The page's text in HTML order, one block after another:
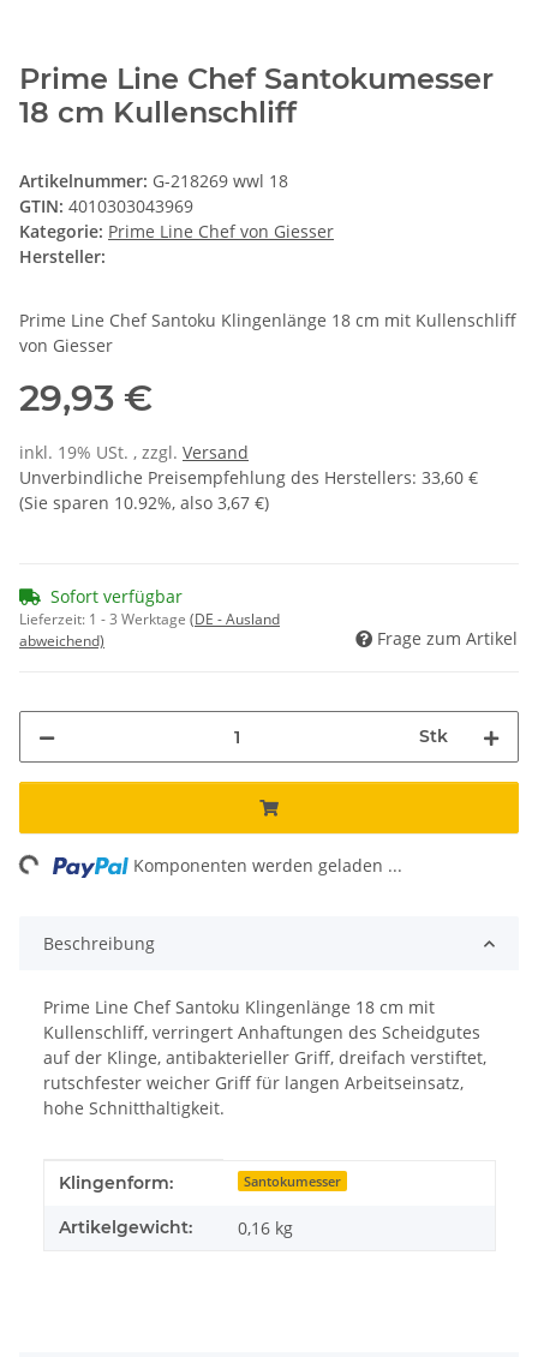
Prime Line Chef Santokumesser
18 cm Kullenschliff
Artikelnummer: G-218269 wwl 18
GTIN: 4010303043969
Kategorie: Prime Line Chef von Giesser
Hersteller:
Prime Line Chef Santoku Klingenlänge 18 cm mit Kullenschliff
von Giesser
29,93 €
inkl. 19% USt. , zzgl. Versand
Unverbindliche Preisempfehlung des Herstellers: 33,60 €
(Sie sparen 10.92%, also 3,67 €)
Sofort verfügbar
Lieferzeit: 1 - 3 Werktage (DE - Ausland
abweichend)
Frage zum Artikel
Stk
Komponenten werden geladen ...
Beschreibung
Prime Line Chef Santoku Klingenlänge 18 cm mit
Kullenschliff, verringert Anhaftungen des Scheidgutes
auf der Klinge, antibakterieller Griff, dreifach verstiftet,
rutschfester weicher Griff für langen Arbeitseinsatz,
hohe Schnitthaltigkeit.
Produkteigenschaft
Wert
Klingenform: Santokumesser
Artikelgewicht: 0,16 kg